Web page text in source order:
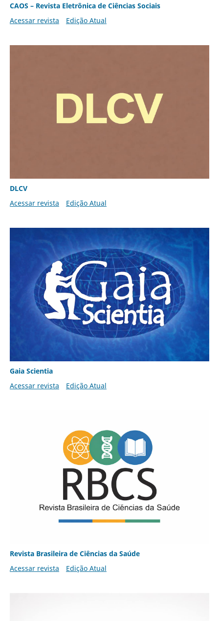
CAOS – Revista Eletrônica de Ciências Sociais
Acessar revista
Edição Atual
DLCV
Acessar revista
Edição Atual
Gaia Scientia
Acessar revista
Edição Atual
Revista Brasileira de Ciências da Saúde
Acessar revista
Edição Atual